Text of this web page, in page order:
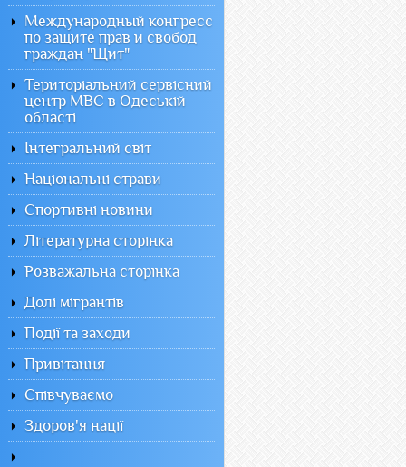
Международный конгресс
по защите прав и свобод
граждан "Щит"
Територіальний сервісний
центр МВС в Одеській
області
Інтегральний світ
Національні страви
Спортивні новини
Літературна сторінка
Розважальна сторінка
Долі мігрантів
Події та заходи
Привітання
Співчуваємо
Здоров'я нації